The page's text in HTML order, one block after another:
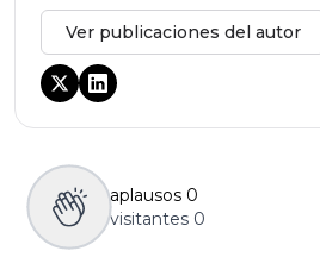
Ver publicaciones del autor
aplausos 0
visitantes 0